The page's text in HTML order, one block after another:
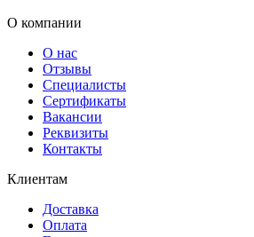
О компании
О нас
Отзывы
Специалисты
Сертификаты
Вакансии
Реквизиты
Контакты
Клиентам
Доставка
Оплата